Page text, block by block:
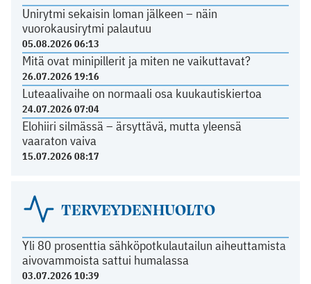
Unirytmi sekaisin loman jälkeen – näin
vuorokausirytmi palautuu
05.08.2026 06:13
Mitä ovat minipillerit ja miten ne vaikuttavat?
26.07.2026 19:16
Luteaalivaihe on normaali osa kuukautiskiertoa
24.07.2026 07:04
Elohiiri silmässä – ärsyttävä, mutta yleensä
vaaraton vaiva
15.07.2026 08:17
TERVEYDENHUOLTO
Yli 80 prosenttia sähköpotkulautailun aiheuttamista
aivovammoista sattui humalassa
03.07.2026 10:39